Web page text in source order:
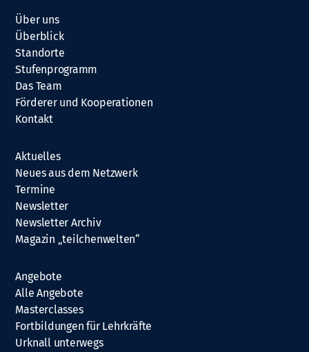
Über uns
Überblick
Standorte
Stufenprogramm
Das Team
Förderer und Kooperationen
Kontakt
Aktuelles
Neues aus dem Netzwerk
Termine
Newsletter
Newsletter Archiv
Magazin „teilchenwelten“
Angebote
Alle Angebote
Masterclasses
Fortbildungen für Lehrkräfte
Urknall unterwegs